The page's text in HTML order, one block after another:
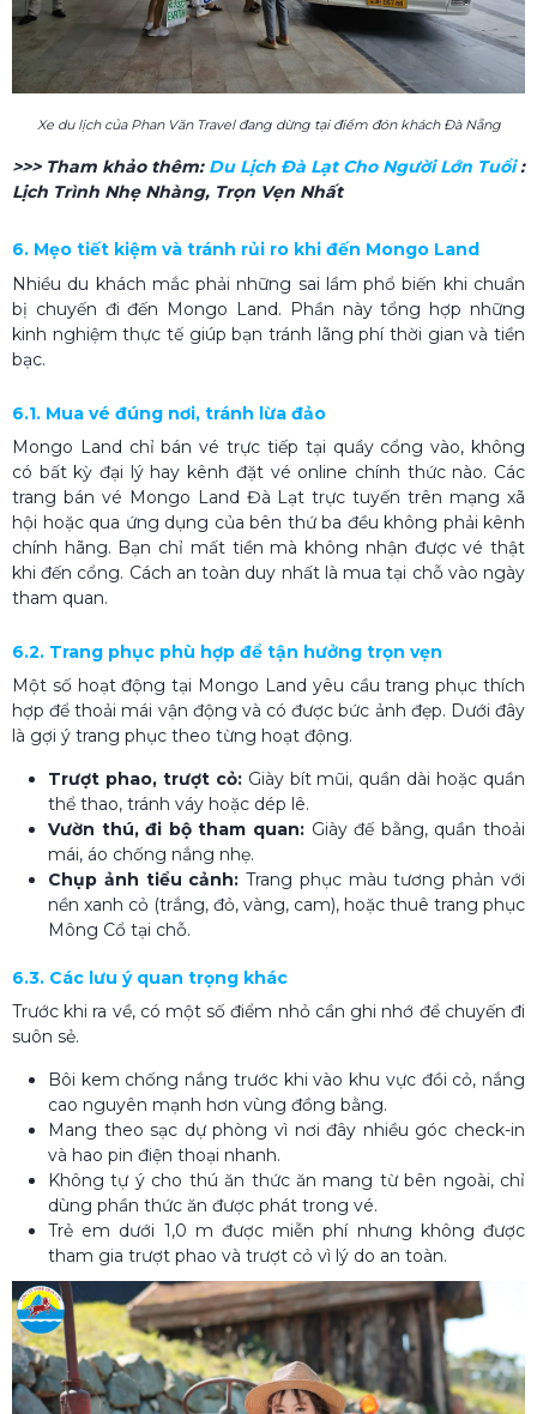
Xe du lịch của Phan Văn Travel đang dừng tại điểm đón khách Đà Nẵng
>>> Tham khảo thêm: Du Lịch Đà Lạt Cho Người Lớn Tuổi:
Lịch Trình Nhẹ Nhàng, Trọn Vẹn Nhất
6. Mẹo tiết kiệm và tránh rủi ro khi đến Mongo Land
Nhiều du khách mắc phải những sai lầm phổ biến khi chuẩn
bị chuyến đi đến Mongo Land. Phần này tổng hợp những
kinh nghiệm thực tế giúp bạn tránh lãng phí thời gian và tiền
bạc.
6.1. Mua vé đúng nơi, tránh lừa đảo
Mongo Land chỉ bán vé trực tiếp tại quầy cổng vào, không
có bất kỳ đại lý hay kênh đặt vé online chính thức nào. Các
trang bán vé Mongo Land Đà Lạt trực tuyến trên mạng xã
hội hoặc qua ứng dụng của bên thứ ba đều không phải kênh
chính hãng. Bạn chỉ mất tiền mà không nhận được vé thật
khi đến cổng. Cách an toàn duy nhất là mua tại chỗ vào ngày
tham quan.
6.2. Trang phục phù hợp để tận hưởng trọn vẹn
Một số hoạt động tại Mongo Land yêu cầu trang phục thích
hợp để thoải mái vận động và có được bức ảnh đẹp. Dưới đây
là gợi ý trang phục theo từng hoạt động.
Trượt phao, trượt cỏ: Giày bít mũi, quần dài hoặc quần
thể thao, tránh váy hoặc dép lê.
Vườn thú, đi bộ tham quan: Giày đế bằng, quần thoải
mái, áo chống nắng nhẹ.
Chụp ảnh tiểu cảnh:Trang phục màu tương phản với
nền xanh cỏ (trắng, đỏ, vàng, cam), hoặc thuê trang phục
Mông Cổ tại chỗ.
6.3. Các lưu ý quan trọng khác
Trước khi ra về, có một số điểm nhỏ cần ghi nhớ để chuyến đi
suôn sẻ.
Bôi kem chống nắng trước khi vào khu vực đồi cỏ, nắng
cao nguyên mạnh hơn vùng đồng bằng.
Mang theo sạc dự phòng vì nơi đây nhiều góc check-in
và hao pin điện thoại nhanh.
Không tự ý cho thú ăn thức ăn mang từ bên ngoài, chỉ
dùng phần thức ăn được phát trong vé.
Trẻ em dưới 1,0 m được miễn phí nhưng không được
tham gia trượt phao và trượt cỏ vì lý do an toàn.